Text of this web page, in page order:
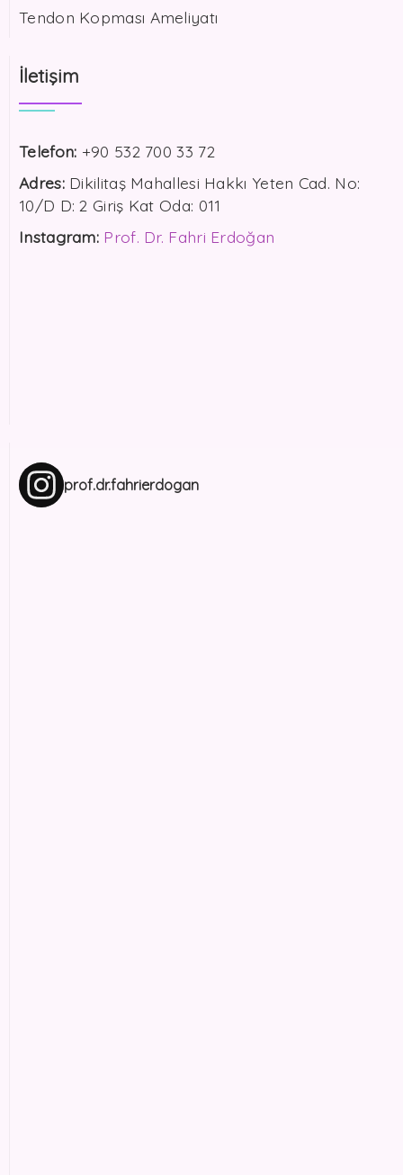
Tendon Kopması Ameliyatı
İletişim
Telefon: +90 532 700 33 72
Adres:Dikilitaş Mahallesi Hakkı Yeten Cad. No:
10/D D: 2 Giriş Kat Oda: 011
Instagram: Prof. Dr. Fahri Erdoğan
prof.dr.fahrierdogan